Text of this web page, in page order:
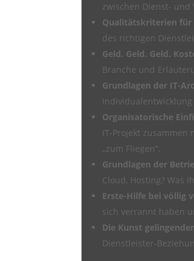
zwischen Dienst- und
Qualitätskriterien für
des richtigen
Geld. Geld. Geld.
Branche und
Grundlagen der IT-
Organisatorische
IT-Projekt
„zum Fliegen“.
Grundlagen der
Cloud, Hosting? Was
Erste-Hilfe bei völlig
sich verrannt haben
Die Kunst
Dienstleister-